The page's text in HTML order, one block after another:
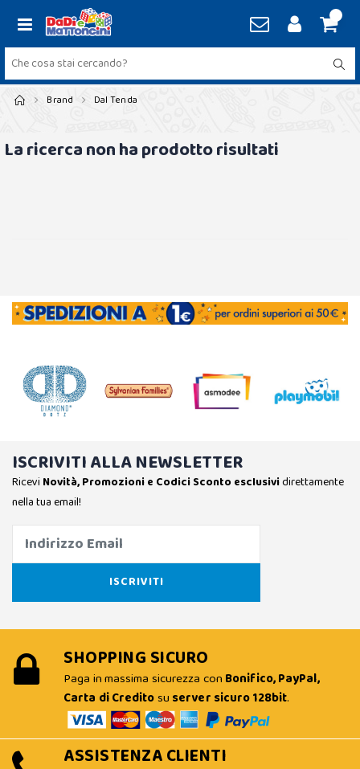
Brand Dal Tenda
La ricerca non ha prodotto risultati
ISCRIVITI ALLA NEWSLETTER
Ricevi Novità, Promozioni e Codici Sconto esclusividirettamente
nella tua email!
SHOPPING SICURO
Paga in massima sicurezza con Bonifico, PayPal,
Carta di Creditosu server sicuro 128bit.
ASSISTENZA CLIENTI